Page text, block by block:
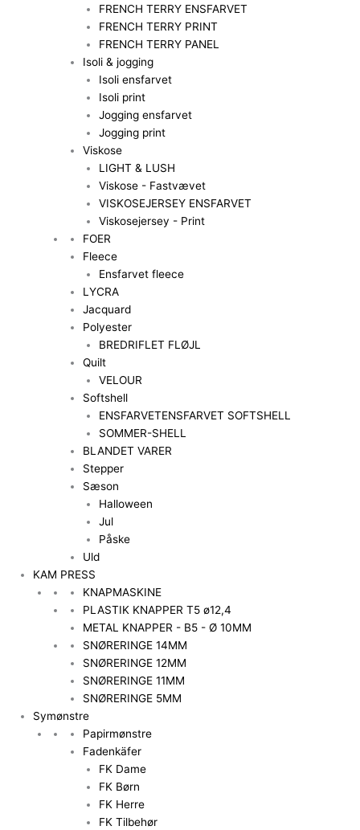
FRENCH TERRY ENSFARVET
FRENCH TERRY PRINT
FRENCH TERRY PANEL
Isoli & jogging
Isoli ensfarvet
Isoli print
Jogging ensfarvet
Jogging print
Viskose
LIGHT & LUSH
Viskose - Fastvævet
VISKOSEJERSEY ENSFARVET
Viskosejersey - Print
FOER
Fleece
Ensfarvet fleece
LYCRA
Jacquard
Polyester
BREDRIFLET FLØJL
Quilt
VELOUR
Softshell
ENSFARVETENSFARVET SOFTSHELL
SOMMER-SHELL
BLANDET VARER
Stepper
Sæson
Halloween
Jul
Påske
Uld
KAM PRESS
KNAPMASKINE
PLASTIK KNAPPER T5 ø12,4
METAL KNAPPER - B5 - Ø 10MM
SNØRERINGE 14MM
SNØRERINGE 12MM
SNØRERINGE 11MM
SNØRERINGE 5MM
Symønstre
Papirmønstre
Fadenkäfer
FK Dame
FK Børn
FK Herre
FK Tilbehør